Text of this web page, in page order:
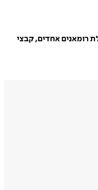
ספרותית ענפה. יצירתו כוללת רומאנים אחדים, קבצי